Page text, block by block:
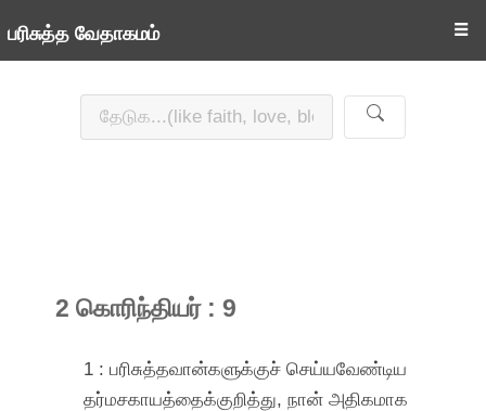
பரிசுத்த வேதாகமம் ☰
2 கொரிந்தியர் : 9
1 : பரிசுத்தவான்களுக்குச் செய்யவேண்டிய
தர்மசகாயத்தைக்குறித்து, நான் அதிகமாக